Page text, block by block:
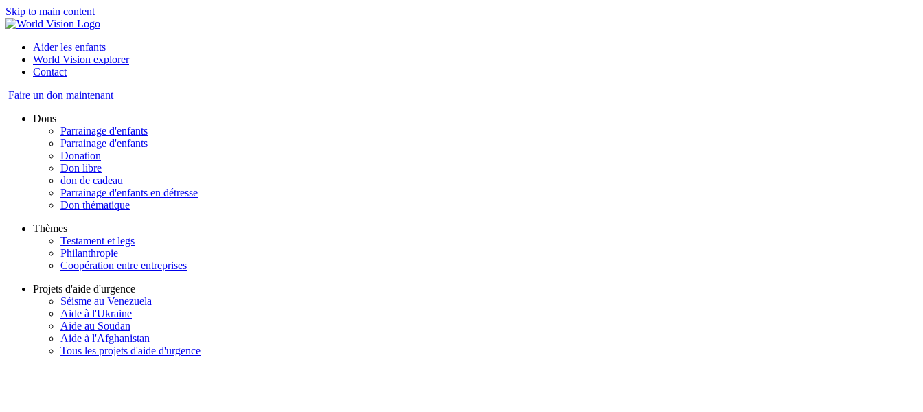
Skip to main content
Aider les enfants
World Vision explorer
Contact
Faire un don maintenant
Dons
Parrainage d'enfants
Parrainage d'enfants
Donation
Don libre
don de cadeau
Parrainage d'enfants en détresse
Don thématique
Thèmes
Testament et legs
Philanthropie
Coopération entre entreprises
Projets d'aide d'urgence
Séisme au Venezuela
Aide à l'Ukraine
Aide au Soudan
Aide à l'Afghanistan
Tous les projets d'aide d'urgence